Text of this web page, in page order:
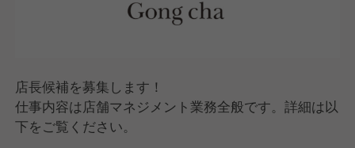
店長候補を募集します！
仕事内容は店舗マネジメント業務全般です。詳細は以
下をご覧ください。